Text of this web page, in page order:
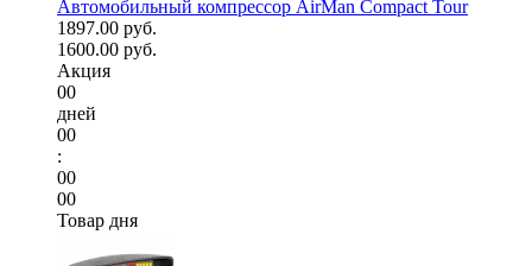
Автомобильный компрессор AirMan Compact Tour
1897.00 руб.
1600.00 руб.
Акция
00
дней
00
:
00
00
Товар дня